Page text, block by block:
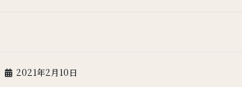
2021年2月10日